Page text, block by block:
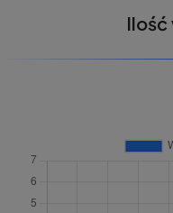
Ilość